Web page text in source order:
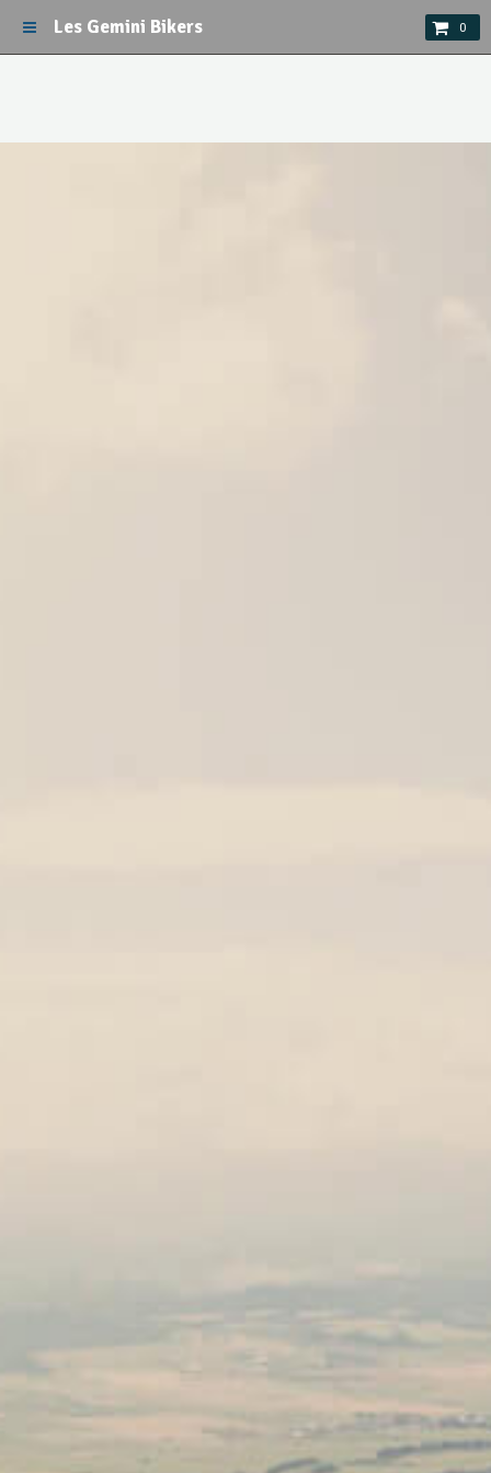
Les Gemini Bikers 0